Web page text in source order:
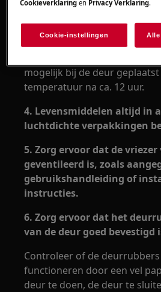
3. Stel de temperatuur in op
Controleer de temperatuur
mogelijk bij de deur geplaatst
temperatuur na ca. 12 uur.
4. Levensmiddelen altijd in
luchtdichte verpakkingen
5. Zorg ervoor dat de
geventileerd is, zoals
gebruikshandleiding of
instructies.
6. Zorg ervoor dat het
van de deur goed bevestigd
Controleer of de
functioneren door een vel
deur te doen, de deur te
Cookieverklaring en Privacy Verklaring.
Cookie-instellingen Alle